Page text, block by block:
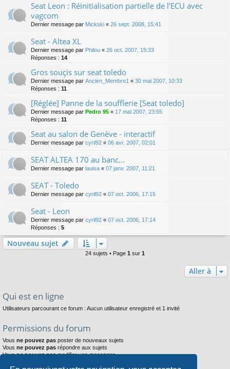
Seat Leon : Réinitialisation partielle de l'ECU avec
vagcom
Dernier message par Mickski « 26 sept. 2008, 15:41
Seat - Altea XL
Dernier message par Philou « 26 oct. 2007, 15:33
Réponses : 14
Gros souçis sur seat toledo
Dernier message par Ancien_Membre1 « 30 mai 2007, 10:33
Réponses : 11
[Réglée] Panne de la soufflerie [Seat toledo]
Dernier message par Pedro 95 « 17 mai 2007, 23:55
Réponses : 11
Seat au salon de Genève - interactif
Dernier message par cyril92 « 06 avr. 2007, 02:01
SEAT ALTEA 170 au banc...
Dernier message par lauisa « 07 janv. 2007, 11:21
SEAT - Toledo
Dernier message par cyril92 « 07 oct. 2006, 17:15
Seat - Leon
Dernier message par cyril92 « 07 oct. 2006, 17:14
Réponses : 5
Nouveau sujet
24 sujets • Page 1 sur 1
Aller à
Qui est en ligne
Utilisateurs parcourant ce forum : Aucun utilisateur enregistré et 1 invité
Permissions du forum
Vous ne pouvez pas poster de nouveaux sujets
Vous ne pouvez pas répondre aux sujets
Vousne pouvez pasmodifier vos messages